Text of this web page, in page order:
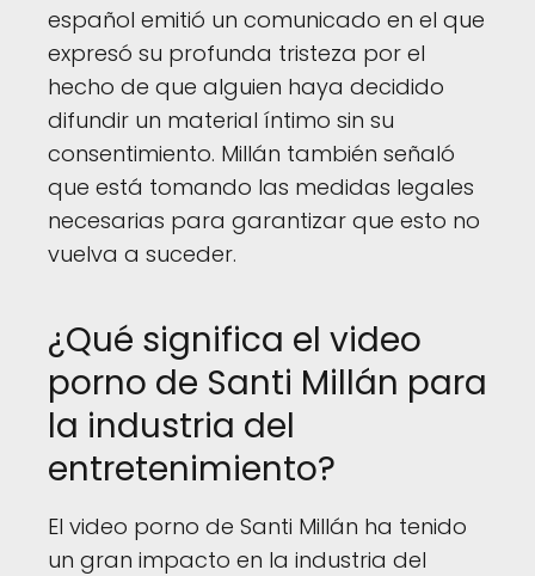
español emitió un comunicado en el que
expresó su profunda tristeza por el
hecho de que alguien haya decidido
difundir un material íntimo sin su
consentimiento. Millán también señaló
que está tomando las medidas legales
necesarias para garantizar que esto no
vuelva a suceder.
¿Qué significa el video
porno de Santi Millán para
la industria del
entretenimiento?
El video porno de Santi Millán ha tenido
un gran impacto en la industria del